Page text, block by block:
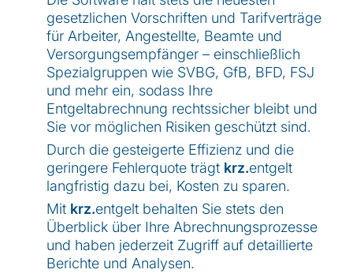
gesetzlichen Vorschriften und Tarifverträge
für Arbeiter, Angestellte, Beamte und
Versorgungsempfänger – einschließlich
Spezialgruppen wie SVBG, GfB, BFD, FSJ
und mehr ein, sodass Ihre
Entgeltabrechnung rechtssicher bleibt und
Sie vor möglichen Risiken geschützt sind.
Durch die gesteigerte Effizienz und die
geringere Fehlerquote trägt krz.entgelt
langfristig dazu bei, Kosten zu sparen.
Mit krz.entgelt behalten Sie stets den
Überblick über Ihre Abrechnungsprozesse
und haben jederzeit Zugriff auf detaillierte
Berichte und Analysen.